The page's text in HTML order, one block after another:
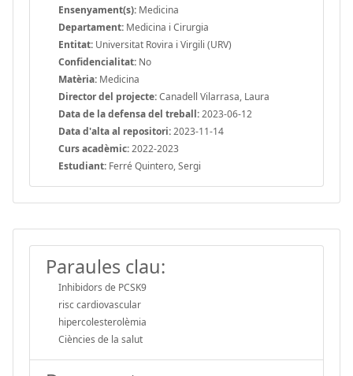
Ensenyament(s): Medicina
Departament: Medicina i Cirurgia
Entitat: Universitat Rovira i Virgili (URV)
Confidencialitat: No
Matèria: Medicina
Director del projecte:Canadell Vilarrasa, Laura
Data de la defensa del treball:2023-06-12
Data d'alta al repositori:2023-11-14
Curs acadèmic:2022-2023
Estudiant: Ferré Quintero, Sergi
Paraules clau:
Inhibidors de PCSK9
risc cardiovascular
hipercolesterolèmia
Ciències de la salut